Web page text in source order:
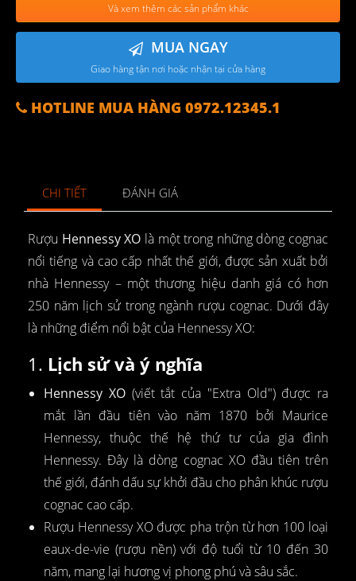
Và xem thêm các sản phẩm khác
MUA NGAY
Giao hàng tận nơi hoặc nhận tại cửa hàng
HOTLINE MUA HÀNG 0972.12345.1
CHI TIẾT ĐÁNH GIÁ
Rượu Hennessy XO là một trong những dòng cognac
nổi tiếng và cao cấp nhất thế giới, được sản xuất bởi
nhà Hennessy – một thương hiệu danh giá có hơn
250 năm lịch sử trong ngành rượu cognac. Dưới đây
là những điểm nổi bật của Hennessy XO:
1. Lịch sử và ý nghĩa
Hennessy XO(viết tắt của "Extra Old") được ra
mắt lần đầu tiên vào năm 1870 bởi Maurice
Hennessy, thuộc thế hệ thứ tư của gia đình
Hennessy. Đây là dòng cognac XO đầu tiên trên
thế giới, đánh dấu sự khởi đầu cho phân khúc rượu
cognac cao cấp.
Rượu Hennessy XO được pha trộn từ hơn 100 loại
eaux-de-vie (rượu nền) với độ tuổi từ 10 đến 30
năm, mang lại hương vị phong phú và sâu sắc.